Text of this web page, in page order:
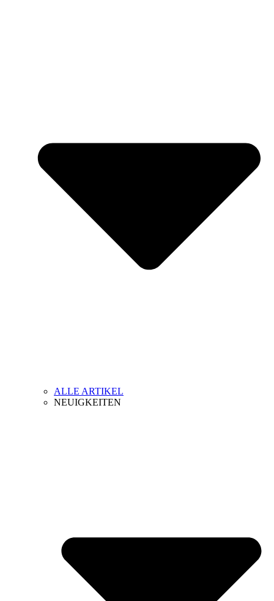
ALLE ARTIKEL
NEUIGKEITEN